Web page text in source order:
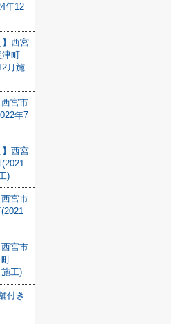
年12
】西宮
津町
月施
西宮市
年7
】西宮
)
西宮市
西宮市
工)
付き